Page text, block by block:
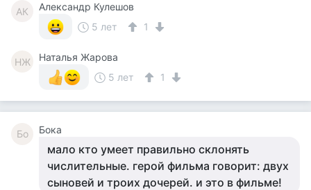
АК
Александр Кулешов
5 лет
1
НЖ
Наталья Жарова
5 лет
1
Бо Бока
мало кто умеет правильно склонять
числительные. герой фильма говорит: двух
сыновей и троих дочерей. и это в фильме!